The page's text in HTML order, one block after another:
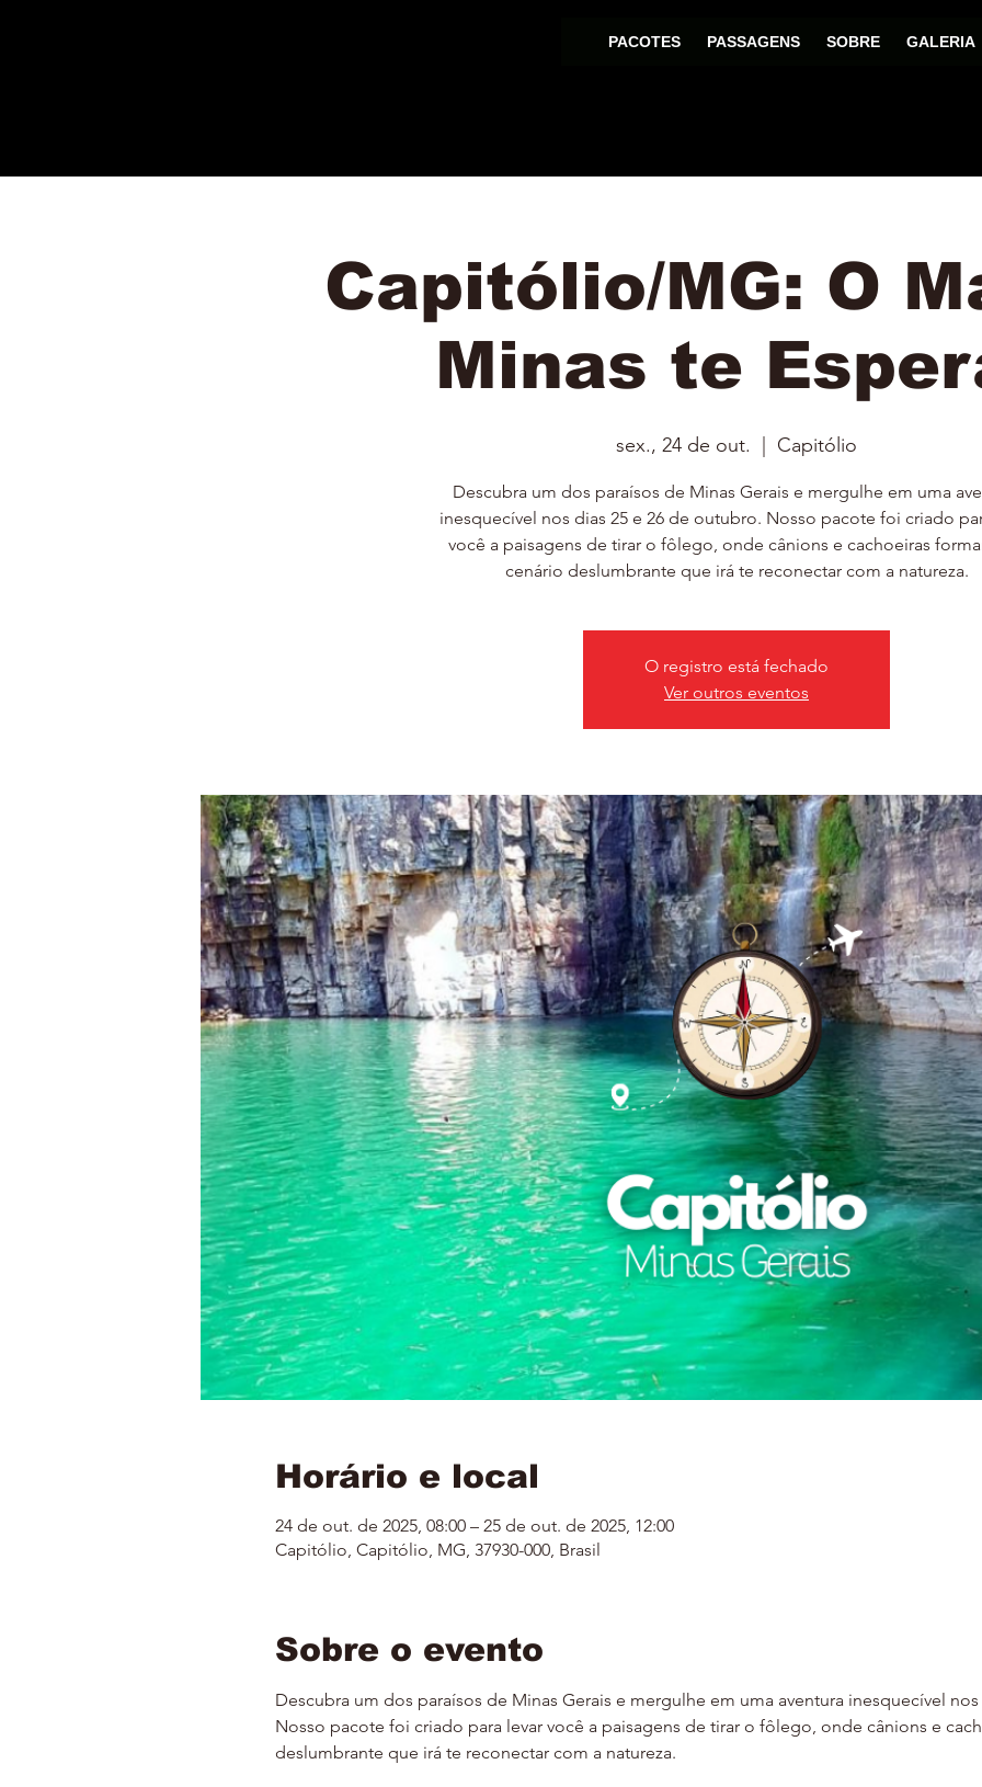
PACOTES PASSAGENS SOBRE GALERIA
Capitólio/MG: O
Minas te
sex., 24 de out. Capitólio
Descubra um dos paraísos de Minas Gerais e mergulhe em uma
inesquecível nos dias 25 e 26 de outubro. Nosso pacote foi criado
você a paisagens de tirar o fôlego, onde cânions e cachoeiras
cenário deslumbrante que irá te reconectar com a natureza.
O registro está fechado
Ver outros eventos
Horário e local
24 de out. de 2025, 08:00 – 25 de out. de 2025, 12:00
Capitólio, Capitólio, MG, 37930-000, Brasil
Sobre o evento
Descubra um dos paraísos de Minas Gerais e mergulhe em uma aventura inesquecível nos
Nosso pacote foi criado para levar você a paisagens de tirar o fôlego, onde cânions e
deslumbrante que irá te reconectar com a natureza.